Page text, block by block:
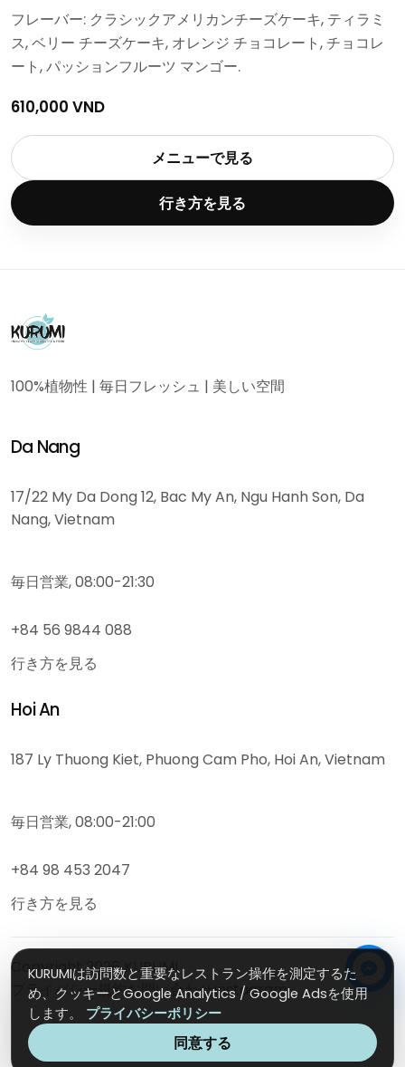
KURUMIは訪問数と重要なレストラン操作を測定するた
め、クッキーとGoogle Analytics / Google Adsを使用
します。
プライバシーポリシー
同意する
フレーバー: クラシックアメリカンチーズケーキ, ティラミ
ス, ベリー チーズケーキ, オレンジ チョコレート, チョコレ
ート, パッションフルーツ マンゴー.
610,000 VND
メニューで見る
行き方を見る
100%植物性 | 毎日フレッシュ | 美しい空間
Da Nang
17/22 My Da Dong 12, Bac My An, Ngu Hanh Son, Da
Nang, Vietnam
毎日営業, 08:00-21:30
+84 56 9844 088
行き方を見る
Hoi An
187 Ly Thuong Kiet, Phuong Cam Pho, Hoi An, Vietnam
毎日営業, 08:00-21:00
+84 98 453 2047
行き方を見る
Copyright2026KURUMI
プライバシー規約お問い合わせInstagram